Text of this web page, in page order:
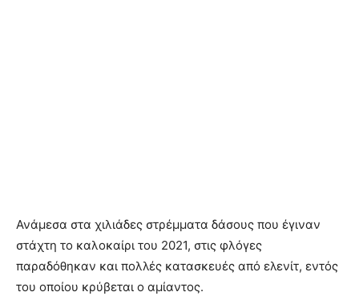
Ανάμεσα στα χιλιάδες στρέμματα δάσους που έγιναν
στάχτη το καλοκαίρι του 2021, στις φλόγες
παραδόθηκαν και πολλές κατασκευές από ελενίτ, εντός
του οποίου κρύβεται ο αμίαντος.